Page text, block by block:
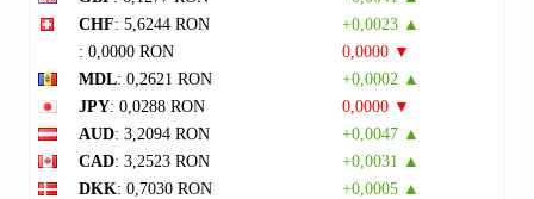
CHF: 5,6244 RON
+0,0023 ▲
: 0,0000 RON
0,0000 ▼
MDL: 0,2621 RON
+0,0002 ▲
JPY: 0,0288 RON
0,0000 ▼
AUD: 3,2094 RON
+0,0047 ▲
CAD: 3,2523 RON
+0,0031 ▲
DKK: 0,7030 RON
+0,0005 ▲